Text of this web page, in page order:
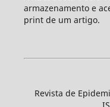
armazenamento e
print de um artigo.
Revista de